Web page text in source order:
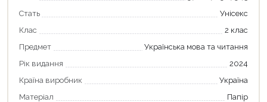
Стать
Унісекс
Клас
2 клас
Предмет
Українська мова та читання
Рік видання
2024
Країна виробник
Україна
Матеріал
Папір
Продовжити покупки
Оформити замовлення